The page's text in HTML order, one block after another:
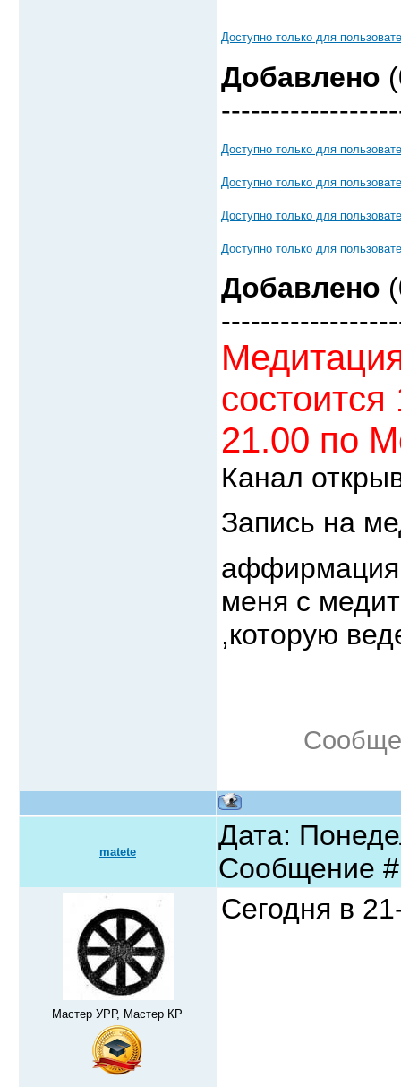
Доступно только для
Добавлено
Доступно только для
Доступно только для
Доступно только для
Доступно только для
Добавлено
21.00 по
Канал
Запись на
меня с
,которую
matete
Дата:
Сообщение
Мастер УРР, Мастер КР
Сегодня в